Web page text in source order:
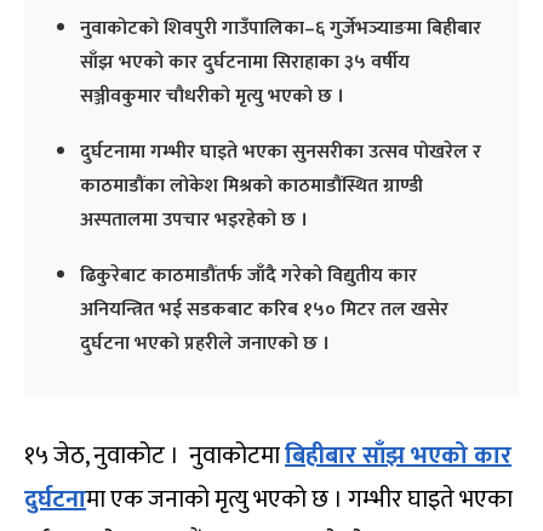
नुवाकोटको शिवपुरी गाउँपालिका–६ गुर्जेभञ्याङमा बिहीबार
साँझ भएको कार दुर्घटनामा सिराहाका ३५ वर्षीय
सञ्जीवकुमार चौधरीको मृत्यु भएको छ ।
दुर्घटनामा गम्भीर घाइते भएका सुनसरीका उत्सव पोखरेल र
काठमाडौंका लोकेश मिश्रको काठमाडौंस्थित ग्राण्डी
अस्पतालमा उपचार भइरहेको छ ।
ढिकुरेबाट काठमाडौंतर्फ जाँदै गरेको विद्युतीय कार
अनियन्त्रित भई सडकबाट करिब १५० मिटर तल खसेर
दुर्घटना भएको प्रहरीले जनाएको छ ।
१५ जेठ, नुवाकोट । नुवाकोटमाबिहीबार साँझ भएको कार
दुर्घटनामा एक जनाको मृत्यु भएको छ । गम्भीर घाइते भएका